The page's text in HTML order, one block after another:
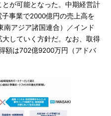
が可能となった。中期経営計
事業で2000億円の売上高を
南アジア諸国連合）／インド
していく方針だ。なお、取得
額は702億9200万円（アドバ